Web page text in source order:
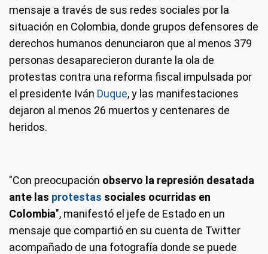
mensaje a través de sus redes sociales por la
situación en Colombia, donde grupos defensores de
derechos humanos denunciaron que al menos 379
personas desaparecieron durante la ola de
protestas contra una reforma fiscal impulsada por
el presidente Iván Duque, y las manifestaciones
dejaron al menos 26 muertos y centenares de
heridos.
"Con preocupación observo la represión desatada
ante las protestas sociales ocurridas en
Colombia", manifestó el jefe de Estado en un
mensaje que compartió en su cuenta de Twitter
acompañado de una fotografía donde se puede